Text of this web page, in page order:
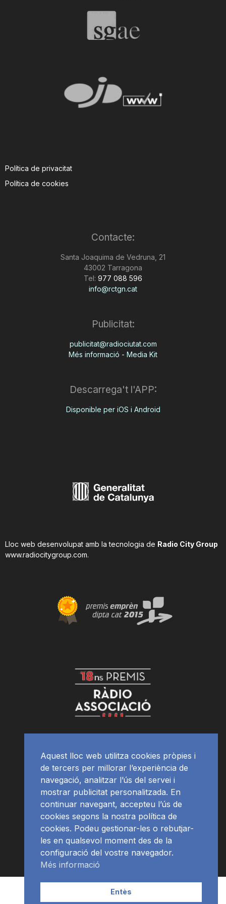
g
Política de privacitat
Política de cookies
Contacte:
Santa Joaquima de Vedruna, 21
43002 Tarragona
Tel: 977 088 596
info@rctgn.cat
Publicitat:
publicitat@radiociutat.com
Més informació - Media Kit
Descarrega't l'APP:
Disponible per iOS i Android
Lloc web desenvolupat amb la tecnologia de Radio City Group
www.radiocitygroup.com.
APP Programació
Aquest lloc web utilitza cookies pròpies i
de tercers per millorar l’experiència de
navegació, analitzar l’ús del servei i
mostrar publicitat personalitzada. En
continuar navegant, accepteu l’ús de
cookies segons la nostra política de
cookies. Podeu gestionar-les o rebutjar-
les en qualsevol moment des de la
configuració del vostre navegador.
Més informació
Entès